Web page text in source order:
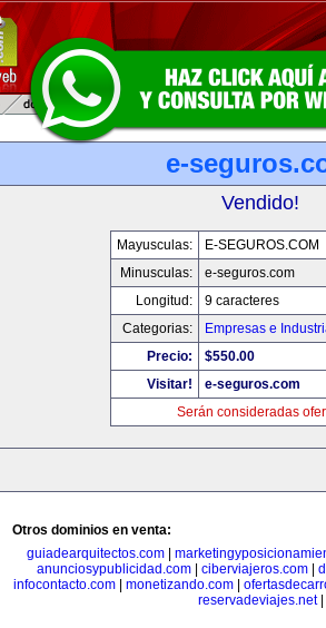
e-
Vendido!
Mayusculas:
E-SEGUROS.COM
Minusculas:
e-seguros.com
Longitud:
9 caracteres
Categorias:
Empresas e
Precio:
$550.00
Visitar!
e-seguros.com
Serán consideradas
Otros dominios en venta:
guiadearquitectos.com
anunciosypublicidad.com| ciberviajeros.com|
infocontacto.com
monetizando.com
reservadeviajes.net|